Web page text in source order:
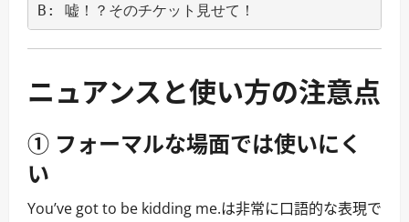
ニュアンスと使い方の注意点
① フォーマルな場面では使いにく
い
You’ve got to be kidding me.は非常に口語的な表現で